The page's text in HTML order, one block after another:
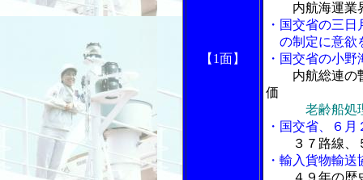
【1面】
内航海運業
・国交省の三
の制定に意欲
・国交省の小
内航総連の
価
老齢船処
・国交省、６
３７路線
・輸入貨物輸
４９年の歴